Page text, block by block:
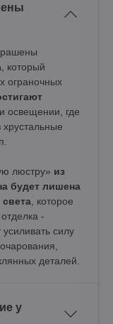
, который
ограночных
освещении, где
хрустальные
люстру» из
будет лишена
, которое
-
силу
деталей.
у